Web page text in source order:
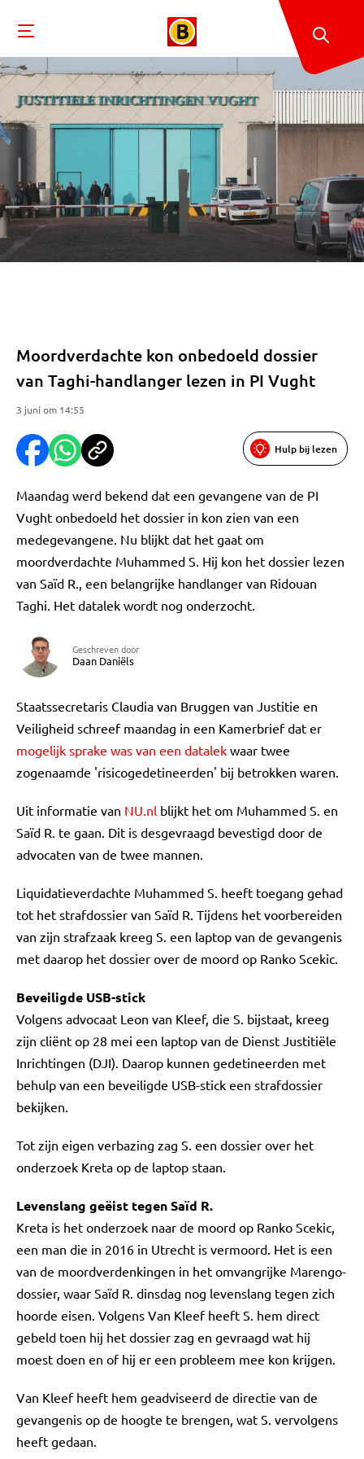
Moordverdachte kon onbedoeld dossier
van Taghi-handlanger lezen in PI Vught
3 juni om 14:55
Hulp bij lezen
Maandag werd bekend dat een gevangene van de PI
Vught onbedoeld het dossier in kon zien van een
medegevangene. Nu blijkt dat het gaat om
moordverdachte Muhammed S. Hij kon het dossier lezen
van Saïd R., een belangrijke handlanger van Ridouan
Taghi. Het datalek wordt nog onderzocht.
Geschreven door
Daan Daniëls
Staatssecretaris Claudia van Bruggen van Justitie en
Veiligheid schreef maandag in een Kamerbrief dat er
mogelijk sprake was van een datalek waar twee
zogenaamde 'risicogedetineerden' bij betrokken waren.
Uit informatie van NU.nl blijkt het om Muhammed S. en
Saïd R. te gaan. Dit is desgevraagd bevestigd door de
advocaten van de twee mannen.
Liquidatieverdachte Muhammed S. heeft toegang gehad
tot het strafdossier van Saïd R. Tijdens het voorbereiden
van zijn strafzaak kreeg S. een laptop van de gevangenis
met daarop het dossier over de moord op Ranko Scekic.
Beveiligde USB-stick
Volgens advocaat Leon van Kleef, die S. bijstaat, kreeg
zijn cliënt op 28 mei een laptop van de Dienst Justitiële
Inrichtingen (DJI). Daarop kunnen gedetineerden met
behulp van een beveiligde USB-stick een strafdossier
bekijken.
Tot zijn eigen verbazing zag S. een dossier over het
onderzoek Kreta op de laptop staan.
Levenslang geëist tegen Saïd R.
Kreta is het onderzoek naar de moord op Ranko Scekic,
een man die in 2016 in Utrecht is vermoord. Het is een
van de moordverdenkingen in het omvangrijke Marengo-
dossier, waar Saïd R. dinsdag nog levenslang tegen zich
hoorde eisen. Volgens Van Kleef heeft S. hem direct
gebeld toen hij het dossier zag en gevraagd wat hij
moest doen en of hij er een probleem mee kon krijgen.
Van Kleef heeft hem geadviseerd de directie van de
gevangenis op de hoogte te brengen, wat S. vervolgens
heeft gedaan.